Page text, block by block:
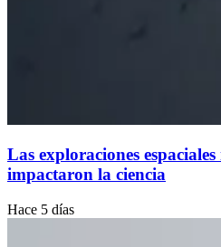
Las exploraciones
impactaron la ciencia
Hace 5 días